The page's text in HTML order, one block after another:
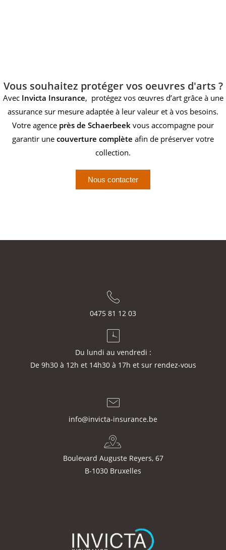
Vous souhaitez protéger vos oeuvres d'arts ?
Avec Invicta Insurance, protégez vos œuvres d’art grâce à une
assurance sur mesure adaptée à leur valeur et à vos besoins.
Votre agence près de Schaerbeek vous accompagne pour
garantir une couverture complète afin de préserver votre
collection.
Nous contacter
0475 81 12 03
Du lundi au vendredi :
De 9h30 à 12h et 14h30 à 17h et sur rendez-vous
info@invicta-insurance.be
Boulevard Auguste Reyers, 67
B-1030 Bruxelles